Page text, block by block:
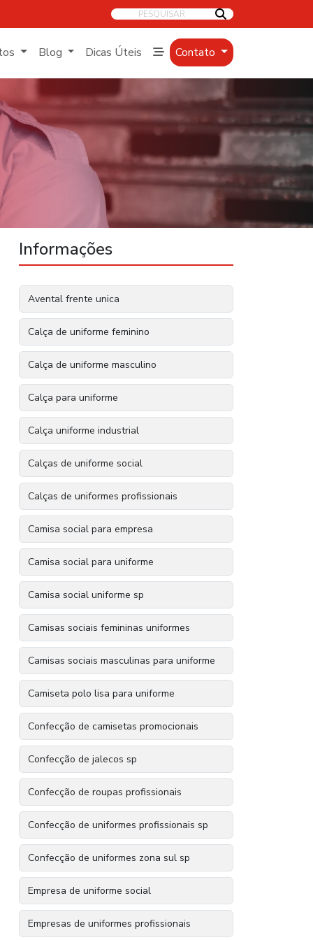
PESQUISAR
Blog Dicas Úteis Contato
Informações
Avental frente unica
Calça de uniforme feminino
Calça de uniforme masculino
Calça para uniforme
Calça uniforme industrial
Calças de uniforme social
Calças de uniformes profissionais
Camisa social para empresa
Camisa social para uniforme
Camisa social uniforme sp
Camisas sociais femininas uniformes
Camisas sociais masculinas para uniforme
Camiseta polo lisa para uniforme
Confecção de camisetas promocionais
Confecção de jalecos sp
Confecção de roupas profissionais
Confecção de uniformes profissionais sp
Confecção de uniformes zona sul sp
Empresa de uniforme social
Empresas de uniformes profissionais